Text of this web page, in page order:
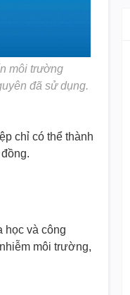
môi trường
đã sử dụng.
chỉ có thể thành
học và công
môi trường,